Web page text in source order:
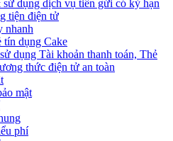
dụng dịch vụ tiền gửi có kỳ hạn
tiện điện tử
nhanh
tín dụng Cake
dụng Tài khoản thanh toán, Thẻ
thức điện tử an toàn
mật
phí